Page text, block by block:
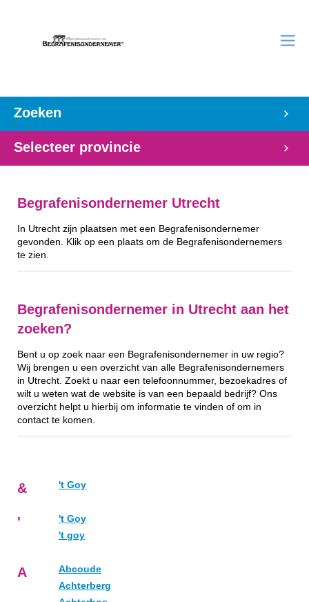
Zoeken
Selecteer provincie
Begrafenisondernemer Utrecht
In Utrecht zijn plaatsen met een Begrafenisondernemer
gevonden. Klik op een plaats om de Begrafenisondernemers
te zien.
Begrafenisondernemer in Utrecht aan het
zoeken?
Bent u op zoek naar een Begrafenisondernemer in uw regio?
Wij brengen u een overzicht van alle Begrafenisondernemers
in Utrecht. Zoekt u naar een telefoonnummer, bezoekadres of
wilt u weten wat de website is van een bepaald bedrijf? Ons
overzicht helpt u hierbij om informatie te vinden of om in
contact te komen.
& 't Goy
'
't Goy
't goy
A
Abcoude
Achterberg